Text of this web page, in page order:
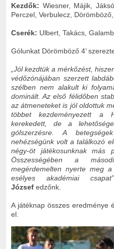
Kezdők: Wiesner, Májik,
Perczel, Verbulecz,
Cserék: Ulbert, Takács,
Gólunkat Dörömböző 4’
„Jól kezdtük a mérkőzést,
védőzónájában szerzett
szélben nem alakult ki
dominált. Az első félidőben
az átmeneteket is jól oldottuk
többet kezdeményezett a
kerekedett, de a
gólszerzésre. A
nehézségünk volt a találkozó
négy-öt játékosunknak más
Összességében a
megérdemelten nyerte meg
esélyes akadémiai csapat”
József edzőnk.
A játéknap összes eredménye
el.